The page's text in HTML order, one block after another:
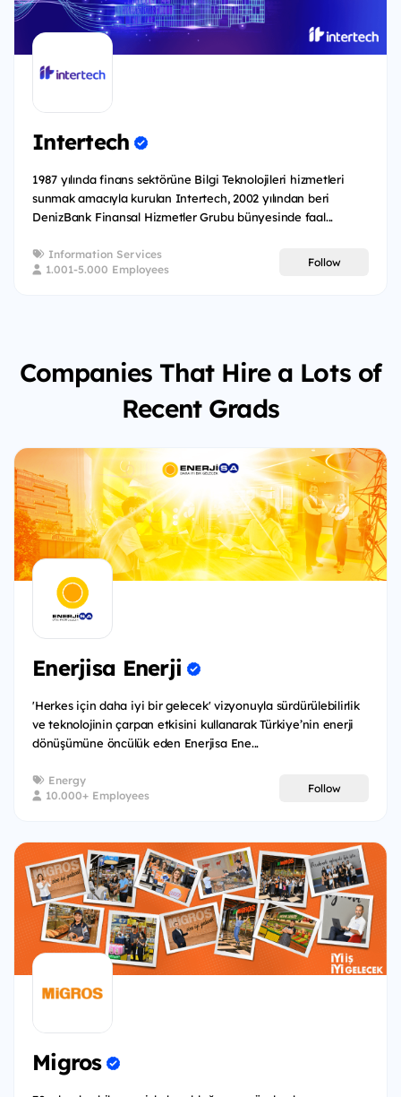
Intertech
1987 yılında finans sektörüne Bilgi Teknolojileri hizmetleri
sunmak amacıyla kurulan Intertech, 2002 yılından beri
DenizBank Finansal Hizmetler Grubu bünyesinde faal...
Information Services
1.001-5.000 Employees
Follow
Companies That Hire a Lots of
Recent Grads
Enerjisa Enerji
'Herkes için daha iyi bir gelecek' vizyonuyla sürdürülebilirlik
ve teknolojinin çarpan etkisini kullanarak Türkiye’nin enerji
dönüşümüne öncülük eden Enerjisa Ene...
Energy
10.000+ Employees
Follow
Migros